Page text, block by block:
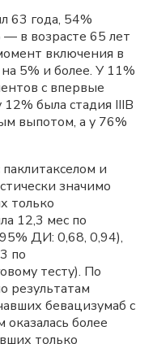
63 года, 54%
в возрасте 65 лет
включения в
5% и более. У 11%
с впервые
была стадия IIIB
выпотом, а у 76%
и
значимо
только
12,3 мес по
ДИ: 0,68, 0,94),
по
тесту). По
результатам
бевацизумаб с
более
только